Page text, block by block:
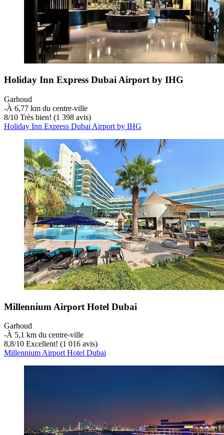
Holiday Inn Express Dubai Airport by IHG
Garhoud
‐À 6,77 km du centre-ville
8/10 Très bien! (1 398 avis)
Holiday Inn Express Dubai Airport by IHG
Millennium Airport Hotel Dubai
Garhoud
‐À 5,1 km du centre-ville
8,8/10 Excellent! (1 016 avis)
Millennium Airport Hotel Dubai